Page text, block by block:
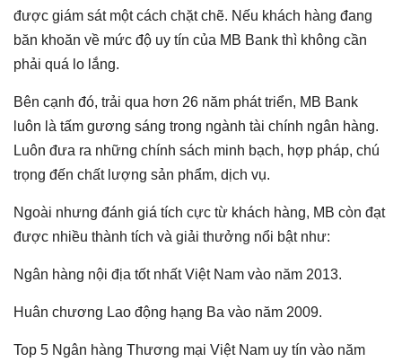
được giám sát một cách chặt chẽ. Nếu khách hàng đang
băn khoăn về mức độ uy tín của MB Bank thì không cần
phải quá lo lắng.
Bên cạnh đó, trải qua hơn 26 năm phát triển, MB Bank
luôn là tấm gương sáng trong ngành tài chính ngân hàng.
Luôn đưa ra những chính sách minh bạch, hợp pháp, chú
trọng đến chất lượng sản phẩm, dịch vụ.
Ngoài nhưng đánh giá tích cực từ khách hàng, MB còn đạt
được nhiều thành tích và giải thưởng nổi bật như:
Ngân hàng nội địa tốt nhất Việt Nam vào năm 2013.
Huân chương Lao động hạng Ba vào năm 2009.
Top 5 Ngân hàng Thương mại Việt Nam uy tín vào năm